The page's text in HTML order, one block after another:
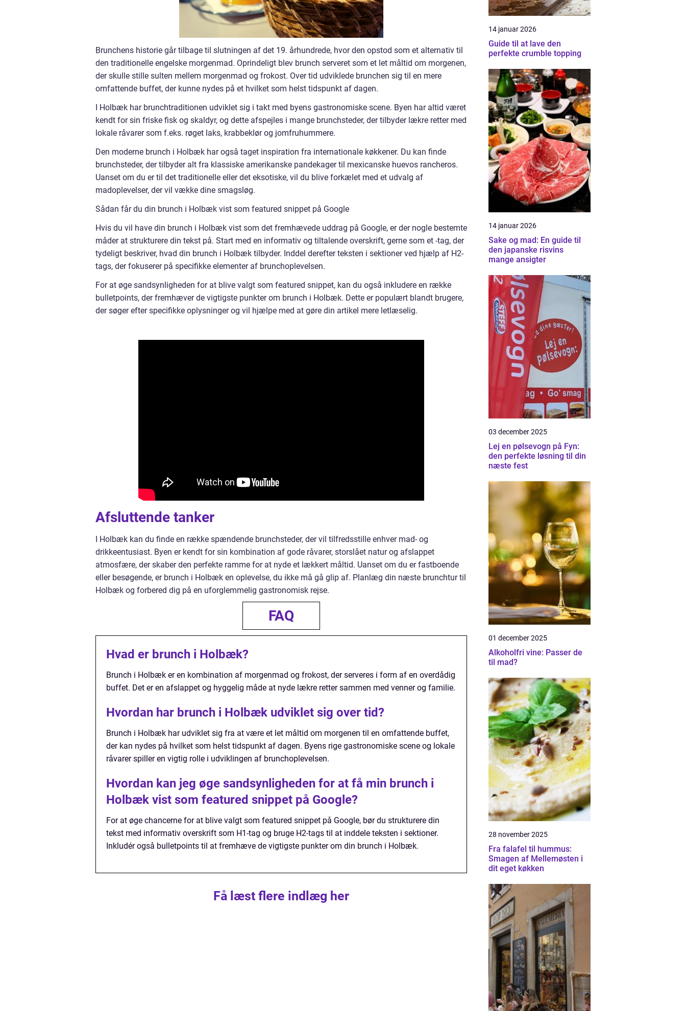
Brunchens historie går tilbage til slutningen af det 19. århundrede, hvor den opstod som et alternativ til
den traditionelle engelske morgenmad. Oprindeligt blev brunch serveret som et let måltid om morgenen,
der skulle stille sulten mellem morgenmad og frokost. Over tid udviklede brunchen sig til en mere
omfattende buffet, der kunne nydes på et hvilket som helst tidspunkt af dagen.
I Holbæk har brunchtraditionen udviklet sig i takt med byens gastronomiske scene. Byen har altid været
kendt for sin friske fisk og skaldyr, og dette afspejles i mange brunchsteder, der tilbyder lækre retter med
lokale råvarer som f.eks. røget laks, krabbeklør og jomfruhummere.
Den moderne brunch i Holbæk har også taget inspiration fra internationale køkkener. Du kan finde
brunchsteder, der tilbyder alt fra klassiske amerikanske pandekager til mexicanske huevos rancheros.
Uanset om du er til det traditionelle eller det eksotiske, vil du blive forkælet med et udvalg af
madoplevelser, der vil vække dine smagsløg.
Sådan får du din brunch i Holbæk vist som featured snippet på Google
Hvis du vil have din brunch i Holbæk vist som det fremhævede uddrag på Google, er der nogle bestemte
måder at strukturere din tekst på. Start med en informativ og tiltalende overskrift, gerne som et -tag, der
tydeligt beskriver, hvad din brunch i Holbæk tilbyder. Inddel derefter teksten i sektioner ved hjælp af H2-
tags, der fokuserer på specifikke elementer af brunchoplevelsen.
For at øge sandsynligheden for at blive valgt som featured snippet, kan du også inkludere en række
bulletpoints, der fremhæver de vigtigste punkter om brunch i Holbæk. Dette er populært blandt brugere,
der søger efter specifikke oplysninger og vil hjælpe med at gøre din artikel mere letlæselig.
Afsluttende tanker
I Holbæk kan du finde en række spændende brunchsteder, der vil tilfredsstille enhver mad- og
drikkeentusiast. Byen er kendt for sin kombination af gode råvarer, storslået natur og afslappet
atmosfære, der skaber den perfekte ramme for at nyde et lækkert måltid. Uanset om du er fastboende
eller besøgende, er brunch i Holbæk en oplevelse, du ikke må gå glip af. Planlæg din næste brunchtur til
Holbæk og forbered dig på en uforglemmelig gastronomisk rejse.
FAQ
Hvad er brunch i Holbæk?
Brunch i Holbæk er en kombination af morgenmad og frokost, der serveres i form af en overdådig
buffet. Det er en afslappet og hyggelig måde at nyde lækre retter sammen med venner og familie.
Hvordan har brunch i Holbæk udviklet sig over tid?
Brunch i Holbæk har udviklet sig fra at være et let måltid om morgenen til en omfattende buffet,
der kan nydes på hvilket som helst tidspunkt af dagen. Byens rige gastronomiske scene og lokale
råvarer spiller en vigtig rolle i udviklingen af brunchoplevelsen.
Hvordan kan jeg øge sandsynligheden for at få min brunch i
Holbæk vist som featured snippet på Google?
For at øge chancerne for at blive valgt som featured snippet på Google, bør du strukturere din
tekst med informativ overskrift som H1-tag og bruge H2-tags til at inddele teksten i sektioner.
Inkludér også bulletpoints til at fremhæve de vigtigste punkter om din brunch i Holbæk.
Få læst flere indlæg her
14 januar 2026
Guide til at lave den
perfekte crumble topping
14 januar 2026
Sake og mad: En guide til
den japanske risvins
mange ansigter
03 december 2025
Lej en pølsevogn på Fyn:
den perfekte løsning til din
næste fest
01 december 2025
Alkoholfri vine: Passer de
til mad?
28 november 2025
Fra falafel til hummus:
Smagen af Mellemøsten i
dit eget køkken